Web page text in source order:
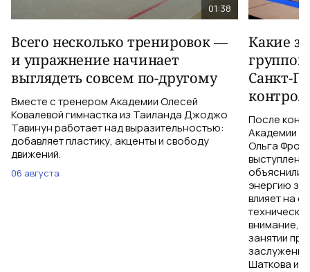
01:38
Всего несколько тренировок —
и упражнение начинает
выглядеть совсем по-другому
Вместе с тренером Академии Олесей
Ковалевой гимнастка из Таиланда Джоджо
Тавинун работает над выразительностью:
добавляет пластику, акценты и свободу
движений.
06 августа
Какие
Санкт-
После
Академии
Ольга
объяснили,
энергию
влияет на
внимание,
занятии
Шаткова и